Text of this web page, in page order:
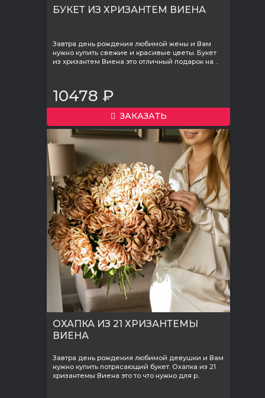
БУКЕТ ИЗ ХРИЗАНТЕМ ВИЕНА
Завтра день рождения любимой жены и Вам
нужно купить свежие и красивые цветы. Букет
из хризантем Виена это отличный подарок на ..
10478 ₽
ЗАКАЗАТЬ
ОХАПКА ИЗ 21 ХРИЗАНТЕМЫ
ВИЕНА
Завтра день рождения любимой девушки и Вам
нужно купить потрясающий букет. Охапка из 21
хризантемы Виена это то что нужно для р..